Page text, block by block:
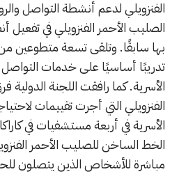
الفنزويلي لدعم أنشطة التواصل
الصليب الأحمر الفنزويلي في تفعيل
بها سابقًا. وتلقى تسعة متطوعين من
تدريبًا أساسيًا على خدمات التواصل
الأسرية. كما رافقت اللجنة الدولية
الفنزويلي التي أجرت تقييمات
الأسرية في أربعة مستشفيات في
الخط الساخن للصليب الأحمر
مباشرة للأشخاص الذين يتصلون